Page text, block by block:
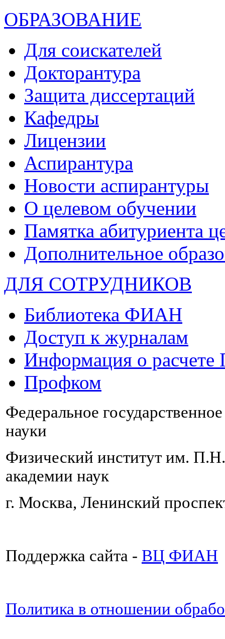
ОБРАЗОВАНИЕ
Для соискателей
Докторантура
Защита диссертаций
Кафедры
Лицензии
Аспирантура
Новости аспирантуры
О целевом обучении
Памятка абитуриента
Дополнительное
ДЛЯ СОТРУДНИКОВ
Библиотека ФИАН
Доступ к журналам
Информация о
Профком
Федеральное
науки
Физический институт им.
академии наук
г. Москва, Ленинский
Поддержка сайта - ВЦ ФИАН
Политика в отношении